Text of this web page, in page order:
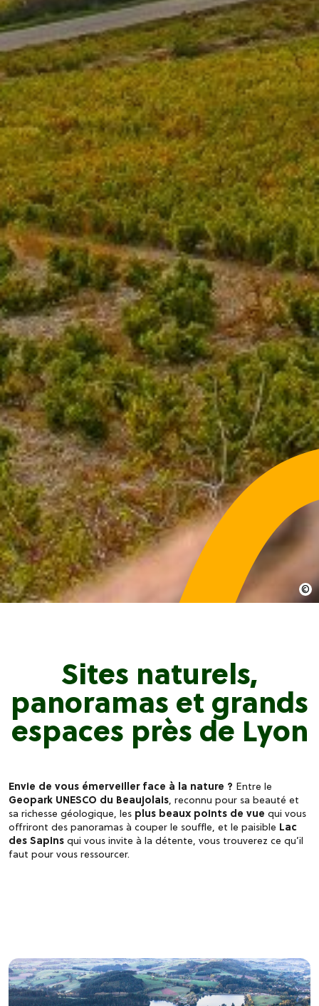
Sites naturels,
panoramas et grands
espaces près de Lyon
Envie de vous émerveiller face à la nature ? Entre le
Geopark UNESCO du Beaujolais, reconnu pour sa beauté et
sa richesse géologique, les plus beaux points de vue qui vous
offriront des panoramas à couper le souffle, et le paisible Lac
des Sapins qui vous invite à la détente, vous trouverez ce qu’il
faut pour vous ressourcer.